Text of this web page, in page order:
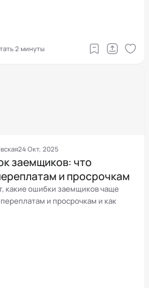
2 минуты
24 Окт, 2025
заемщиков: что
и просрочкам
какие ошибки заемщиков чаще
и просрочкам и как